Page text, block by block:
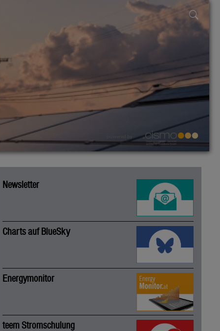
Newsletter
Charts auf BlueSky
Energymonitor
teem Stromschulung